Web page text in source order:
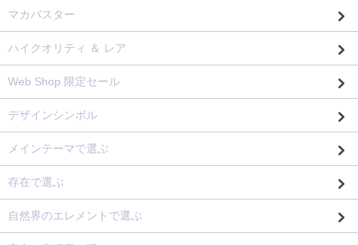
マカバスター
ハイクオリティ ＆ レア
Web Shop 限定セール
デザインシンボル
メインテーマで選ぶ
存在で選ぶ
自然界のエレメントで選ぶ